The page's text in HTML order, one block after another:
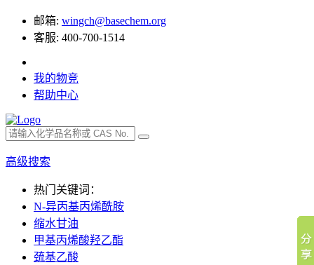
邮箱: wingch@basechem.org
客服: 400-700-1514
我的物竞
帮助中心
高级搜索
热门关键词：
N-异丙基丙烯酰胺
缩水甘油
甲基丙烯酸羟乙酯
巯基乙酸